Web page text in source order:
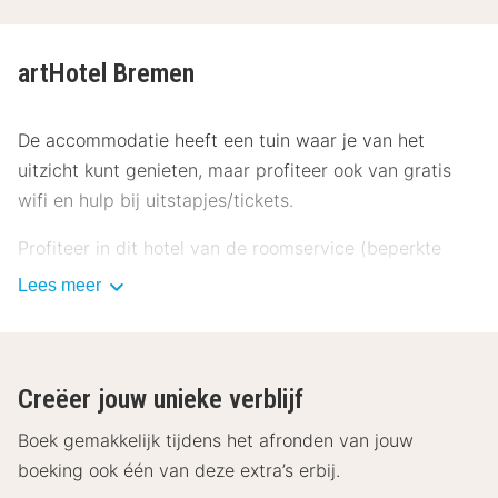
artHotel Bremen
De accommodatie heeft een tuin waar je van het
uitzicht kunt genieten, maar profiteer ook van gratis
wifi en hulp bij uitstapjes/tickets.
Profiteer in dit hotel van de roomservice (beperkte
tijden). Bestel je favoriete drankje in een bar/lounge.
Enkele van de voorzieningen zijn een
stomerij/wasserijservice, een bagageopslagruimte en
een kluis bij de receptie. Ter plaatse heb je gratis
parkeerplaatsen.
Lees meer
Creëer jouw unieke verblijf
Boek gemakkelijk tijdens het afronden van jouw
boeking ook één van deze extra’s erbij.